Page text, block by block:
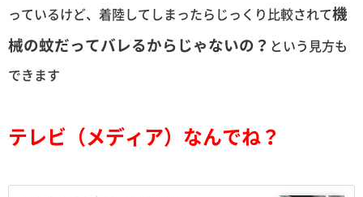
っているけど、着陸してしまったらじっくり比較されて機
械の蚊だってバレるからじゃないの？ という見方も
できます
テレビ（メディア）なんでね？